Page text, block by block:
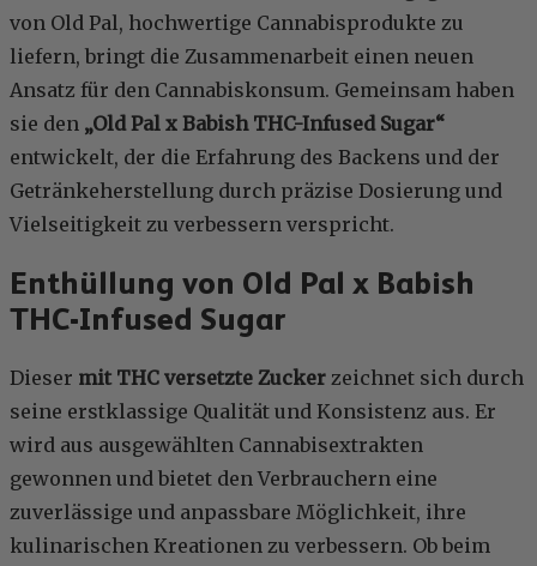
von Old Pal, hochwertige Cannabisprodukte zu
liefern, bringt die Zusammenarbeit einen neuen
Ansatz für den Cannabiskonsum. Gemeinsam haben
sie den „Old Pal x Babish THC-Infused Sugar“
entwickelt, der die Erfahrung des Backens und der
Getränkeherstellung durch präzise Dosierung und
Vielseitigkeit zu verbessern verspricht.
Enthüllung von Old Pal x Babish
THC-Infused Sugar
Dieser mit THC versetzte Zucker zeichnet sich durch
seine erstklassige Qualität und Konsistenz aus. Er
wird aus ausgewählten Cannabisextrakten
gewonnen und bietet den Verbrauchern eine
zuverlässige und anpassbare Möglichkeit, ihre
kulinarischen Kreationen zu verbessern. Ob beim